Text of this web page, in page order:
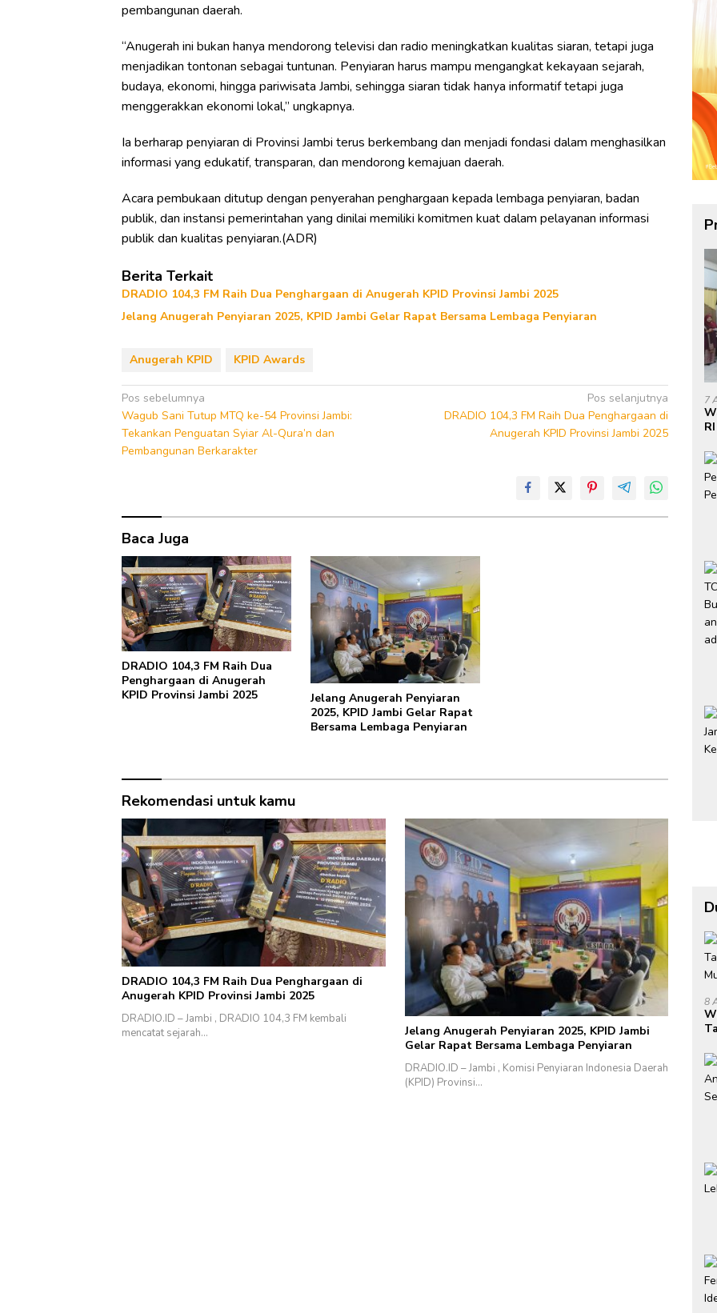
pembangunan daerah.
“Anugerah ini bukan hanya mendorong televisi dan radio meningkatkan kualitas siaran, tetapi juga
menjadikan tontonan sebagai tuntunan. Penyiaran harus mampu mengangkat kekayaan sejarah,
budaya, ekonomi, hingga pariwisata Jambi, sehingga siaran tidak hanya informatif tetapi juga
menggerakkan ekonomi lokal,” ungkapnya.
Ia berharap penyiaran di Provinsi Jambi terus berkembang dan menjadi fondasi dalam menghasilkan
informasi yang edukatif, transparan, dan mendorong kemajuan daerah.
Acara pembukaan ditutup dengan penyerahan penghargaan kepada lembaga penyiaran, badan
publik, dan instansi pemerintahan yang dinilai memiliki komitmen kuat dalam pelayanan informasi
publik dan kualitas penyiaran.(ADR)
Berita Terkait
DRADIO 104,3 FM Raih Dua Penghargaan di Anugerah KPID Provinsi Jambi 2025
Jelang Anugerah Penyiaran 2025, KPID Jambi Gelar Rapat Bersama Lembaga Penyiaran
Anugerah KPID KPID Awards
Navigasi
pos
Pos sebelumnya
Wagub Sani Tutup MTQ ke-54 Provinsi Jambi:
Tekankan Penguatan Syiar Al-Qura’n dan
Pembangunan Berkarakter
Pos selanjutnya
DRADIO 104,3 FM Raih Dua Penghargaan di
Anugerah KPID Provinsi Jambi 2025
Baca Juga
DRADIO 104,3 FM Raih Dua
Penghargaan di Anugerah
KPID Provinsi Jambi 2025
Jelang Anugerah Penyiaran
2025, KPID Jambi Gelar Rapat
Bersama Lembaga Penyiaran
Rekomendasi untuk kamu
DRADIO 104,3 FM Raih Dua Penghargaan di
Anugerah KPID Provinsi Jambi 2025
DRADIO.ID – Jambi , DRADIO 104,3 FM kembali
mencatat sejarah…
Jelang Anugerah Penyiaran 2025, KPID Jambi
Gelar Rapat Bersama Lembaga Penyiaran
DRADIO.ID – Jambi , Komisi Penyiaran Indonesia Daerah
(KPID) Provinsi…
7
di
8